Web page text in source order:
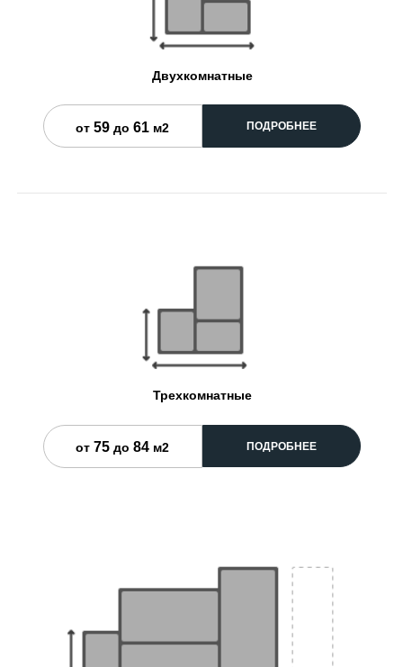
Двухкомнатные
от59 до61 м2 ПОДРОБНЕЕ
Трехкомнатные
от75 до84 м2 ПОДРОБНЕЕ